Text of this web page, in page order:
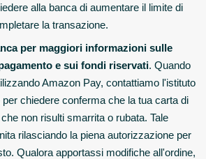
alla banca di aumentare il limite di
la transazione.
per maggiori informazioni sulle
e sui fondi riservati. Quando
Amazon Pay, contattiamo l'istituto
chiedere conferma che la tua carta di
non risulti smarrita o rubata. Tale
rilasciando la piena autorizzazione per
Qualora apportassi modifiche all'ordine,